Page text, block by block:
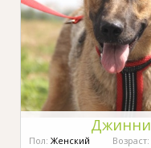
Джинни
Пол: Женский Возраст: